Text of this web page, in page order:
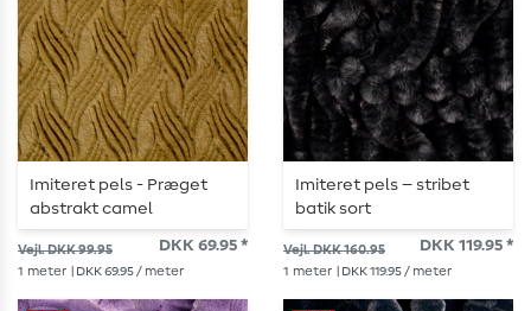
Imiteret pels - Præget
abstrakt camel
Vejl. DKK 99.95 DKK 69.95 *
1 meter | DKK 69.95 / meter
Imiteret pels – stribet
batik sort
Vejl. DKK 160.95 DKK 119.95 *
1 meter | DKK 119.95 / meter